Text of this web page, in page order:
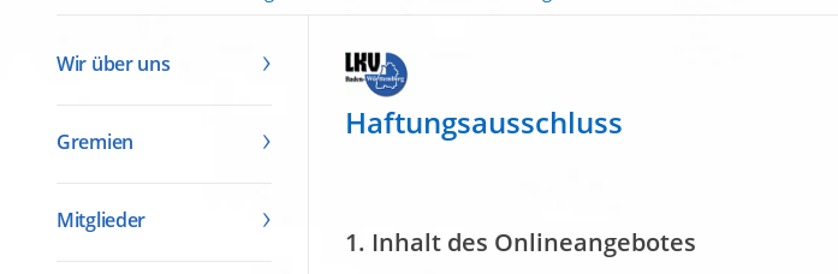
Wir über uns
Gremien
Mitglieder
Haftungsausschluss
1. Inhalt des Onlineangebotes